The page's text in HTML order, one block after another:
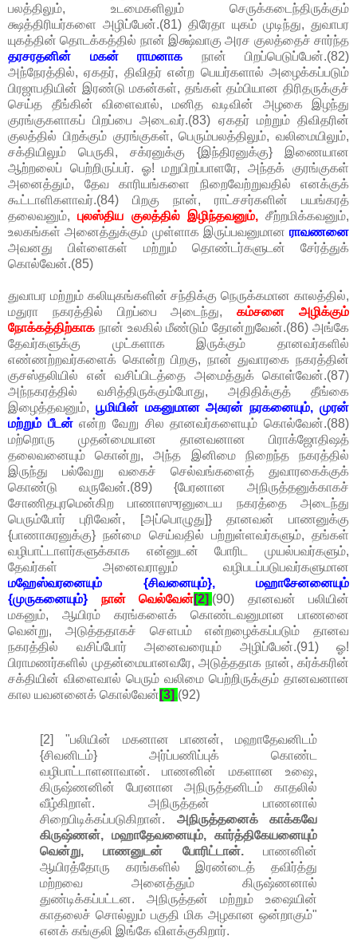
பலத்திலும், உடமைகளிலும் செருக்கடைந்திருக்கும்
க்ஷத்திரியர்களை அழிப்பேன்.(81) திரேதா யுகம் முடிந்து, துவாபர
யுகத்தின் தொடக்கத்தில் நான் இக்ஷ்வாகு அரச குலத்தைச் சார்ந்த
தரசரதனின் மகன் ராமனாக நான் பிறப்பெடுப்பேன்.(82)
அந்நேரத்தில், ஏகதர், திவிதர் என்ற பெயர்களால் அழைக்கப்படும்
பிரஜாபதியின் இரண்டு மகன்கள், தங்கள் தம்பியான திரிதருக்குச்
செய்த தீங்கின் விளைவால், மனித வடிவின் அழகை இழந்து
குரங்குகளாகப் பிறப்பை அடைவர்.(83) ஏகதர் மற்றும் திவிதரின்
குலத்தில் பிறக்கும் குரங்குகள், பெரும்பலத்திலும், வலிமையிலும்,
சக்தியிலும் பெருகி, சக்ரனுக்கு {இந்திரனுக்கு} இணையான
ஆற்றலைப் பெற்றிருப்பர். ஓ! மறுபிறப்பாளரே, அந்தக் குரங்குகள்
அனைத்தும், தேவ காரியங்களை நிறைவேற்றுவதில் எனக்குக்
கூட்டாளிகளாவர்.(84) பிறகு நான், ராட்சசர்களின் பயங்கரத்
தலைவனும்,புலஸ்திய குலத்தில் இழிந்தவனும், சீற்றமிக்கவனும்,
உலகங்கள் அனைத்துக்கும் முள்ளாக இருப்பவனுமான ராவணனை
அவனது பிள்ளைகள் மற்றும் தொண்டர்களுடன் சேர்த்துக்
கொல்வேன்.(85)
துவாபர மற்றும் கலியுகங்களின் சந்திக்கு நெருக்கமான காலத்தில்,
மதுரா நகரத்தில் பிறப்பை அடைந்து,கம்சனை அழிக்கும்
நோக்கத்திற்காக நான் உலகில் மீண்டும் தோன்றுவேன்.(86) அங்கே
தேவர்களுக்கு முட்களாக இருக்கும் தானவர்களில்
எண்ணற்றவர்களைக் கொன்ற பிறகு, நான் துவாரகை நகரத்தின்
குசஸ்தலியில் என் வசிப்பிடத்தை அமைத்துக் கொள்வேன்.(87)
அந்நகரத்தில் வசித்திருக்கும்போது, அதிதிக்குத் தீங்கை
இழைத்தவனும், பூமியின் மகனுமான அசுரன் நரகனையும், முரன்
மற்றும் பீடன்என்ற வேறு சில தானவர்களையும் கொல்வேன்.(88)
மற்றொரு முதன்மையான தானவனான பிராக்ஜோதிஷத்
தலைவனையும் கொன்று, அந்த இனிமை நிறைந்த நகரத்தில்
இருந்து பல்வேறு வகைச் செல்வங்களைத் துவாரகைக்குக்
கொண்டு வருவேன்.(89) {பேரனான அநிருத்தனுக்காகச்
சோணிதபுரமென்கிற பாணாஸுரனுடைய நகரத்தை அடைந்து
பெரும்போர் புரிவேன், [அப்பொழுது]} தானவன் பாணனுக்கு
{பாணாசுரனுக்கு} நன்மை செய்வதில் பற்றுள்ளவர்களும், தங்கள்
வழிபாட்டாளர்களுக்காக என்னுடன் போரிட முயல்பவர்களும்,
தேவர்கள் அனைவராலும் வழிபடப்படுபவர்களுமான
மஹேஸ்வரனையும் {சிவனையும்}, மஹாசேனனையும்
{முருகனையும்} நான் வெல்வேன்[2].(90) தானவன் பலியின்
மகனும், ஆயிரம் கரங்களைக் கொண்டவனுமான பாணனை
வென்று, அடுத்ததாகச் சௌபம் என்றழைக்கப்படும் தானவ
நகரத்தில் வசிப்போர் அனைவரையும் அழிப்பேன்.(91) ஓ!
பிராமணர்களில் முதன்மையானவரே, அடுத்ததாக நான், கர்க்கரின்
சக்தியின் விளைவால் பெரும் வலிமை பெற்றிருக்கும் தானவனான
கால யவனனைக் கொல்வேன் [3].(92)
[2] "பலியின் மகனான பாணன், மஹாதேவனிடம்
{சிவனிடம்} அர்ப்பணிப்புக் கொண்ட
வழிபாட்டாளனாவான். பாணனின் மகளான உஷை,
கிருஷ்ணனின் பேரனான அநிருத்தனிடம் காதலில்
வீழ்கிறாள். அநிருத்தன் பாணனால்
சிறைபிடிக்கப்படுகிறான். அநிருத்தனைக் காக்கவே
கிருஷ்ணன், மஹாதேவனையும், கார்த்திகேயனையும்
வென்று, பாணனுடன் போரிட்டான்.பாணனின்
ஆயிரத்தோரு கரங்களில் இரண்டைத் தவிர்த்து
மற்றவை அனைத்தும் கிருஷ்ணனால்
துண்டிக்கப்பட்டன. அநிருத்தன் மற்றும் உஷையின்
காதலைச் சொல்லும் பகுதி மிக அழகான ஒன்றாகும்"
எனக் கங்குலி இங்கே விளக்குகிறார்.